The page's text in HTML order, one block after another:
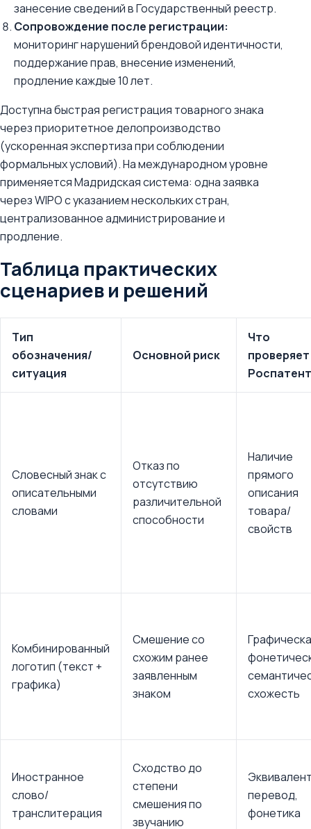
занесение сведений в Государственный реестр.
Сопровождение после регистрации:
мониторинг нарушений брендовой идентичности,
поддержание прав, внесение изменений,
продление каждые 10 лет.
Доступна быстрая регистрация товарного знака
через приоритетное делопроизводство
(ускоренная экспертиза при соблюдении
формальных условий). На международном уровне
применяется Мадридская система: одна заявка
через WIPO с указанием нескольких стран,
централизованное администрирование и
продление.
Таблица практических
сценариев и решений
Тип
обозначения/
ситуация
Основной риск
Что
проверяет
Роспатент
Словесный знак с
описательными
словами
Отказ по
отсутствию
различительной
способности
Наличие
прямого
описания
товара/
свойств
Комбинированный
логотип (текст +
графика)
Смешение со
схожим ранее
заявленным
знаком
схожесть
Иностранное
слово/
транслитерация
Сходство до
степени
смешения по
звучанию
перевод,
фонетика